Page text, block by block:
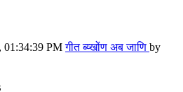
01:34:39 PMगीत ब्य्खोंण अब जाणि by